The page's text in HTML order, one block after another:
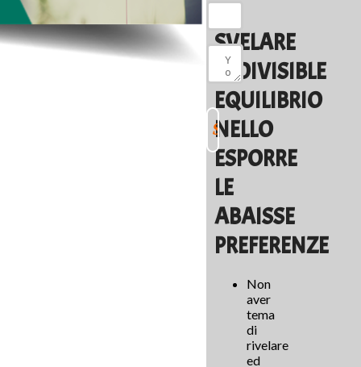
SVELARE
INDIVISIBLE
EQUILIBRIO
NELLO
ESPORRE
LE
ABAISSE
PREFERENZE
Non
aver
tema
di
rivelare
ed